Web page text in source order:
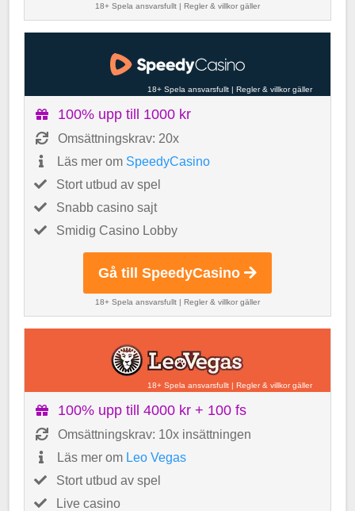
18+ Spela ansvarsfullt | Regler & villkor gäller
18+ Spela ansvarsfullt |Regler & villkor gäller
100% upp till 1000 kr
Omsättningskrav: 20x
Läs mer om SpeedyCasino
Stort utbud av spel
Snabb casino sajt
Smidig Casino Lobby
Gå till SpeedyCasino
18+ Spela ansvarsfullt | Regler & villkor gäller
18+ Spela ansvarsfullt |Regler & villkor gäller
100% upp till 4000 kr + 100 fs
Omsättningskrav: 10x insättningen
Läs mer om Leo Vegas
Stort utbud av spel
Live casino